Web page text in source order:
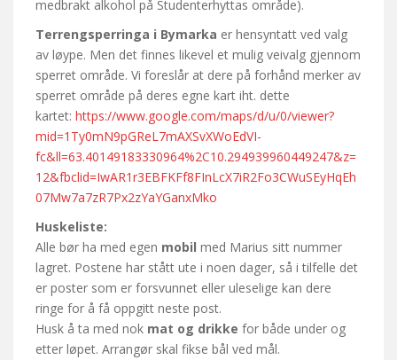
medbrakt alkohol på Studenterhyttas område).
Terrengsperringa i Bymarka er hensyntatt ved valg
av løype. Men det finnes likevel et mulig veivalg gjennom
sperret område. Vi foreslår at dere på forhånd merker av
sperret område på deres egne kart iht. dette
kartet: https://www.google.com/maps/d/u/0/viewer?
mid=1Ty0mN9pGReL7mAXSvXWoEdVI-
fc&ll=63.40149183330964%2C10.294939960449247&z=
12&fbclid=IwAR1r3EBFKFf8FInLcX7iR2Fo3CWuSEyHqEh
07Mw7a7zR7Px2zYaYGanxMko
Huskeliste:
Alle bør ha med egen mobil med Marius sitt nummer
lagret. Postene har stått ute i noen dager, så i tilfelle det
er poster som er forsvunnet eller uleselige kan dere
ringe for å få oppgitt neste post.
Husk å ta med nok mat og drikke for både under og
etter løpet. Arrangør skal fikse bål ved mål.